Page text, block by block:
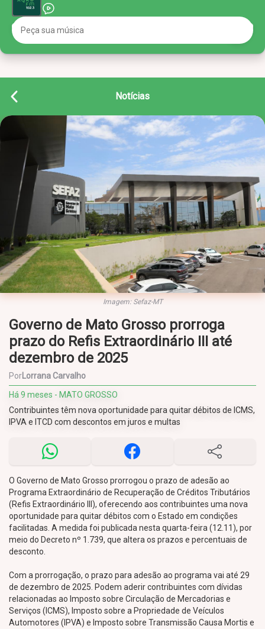
Notícias
Imagem: Sefaz-MT
Governo de Mato Grosso prorroga
prazo do Refis Extraordinário III até
dezembro de 2025
PorLorrana Carvalho
Há 9 meses - MATO GROSSO
Contribuintes têm nova oportunidade para quitar débitos de ICMS,
IPVA e ITCD com descontos em juros e multas
O Governo de Mato Grosso prorrogou o prazo de adesão ao
Programa Extraordinário de Recuperação de Créditos Tributários
(Refis Extraordinário III), oferecendo aos contribuintes uma nova
oportunidade para quitar débitos com o Estado em condições
facilitadas. A medida foi publicada nesta quarta-feira (12.11), por
meio do Decreto nº 1.739, que altera os prazos e percentuais de
desconto.
Com a prorrogação, o prazo para adesão ao programa vai até 29
de dezembro de 2025. Podem aderir contribuintes com dívidas
relacionadas ao Imposto sobre Circulação de Mercadorias e
Serviços (ICMS), Imposto sobre a Propriedade de Veículos
Automotores (IPVA) e Imposto sobre Transmissão Causa Mortis e